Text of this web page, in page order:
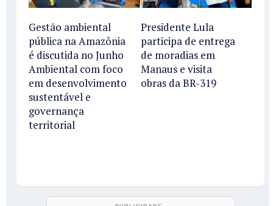
Gestão ambiental
pública na Amazônia
é discutida no Junho
Ambiental com foco
em desenvolvimento
sustentável e
governança
territorial
Presidente Lula
participa de entrega
de moradias em
Manaus e visita
obras da BR-319